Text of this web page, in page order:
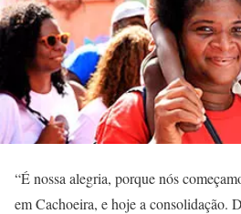
“É nossa alegria, porque nós
em Cachoeira, e hoje a consolidação.